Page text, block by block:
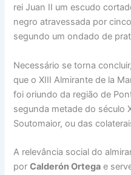
rei Juan II um escudo
negro atravessada por
segundo um ondado de
Necessário se torna
que o XIII Almirante de la
foi oriundo da região de
segunda metade do século
Soutomaior, ou das
A relevância social do
porCalderón Ortega e